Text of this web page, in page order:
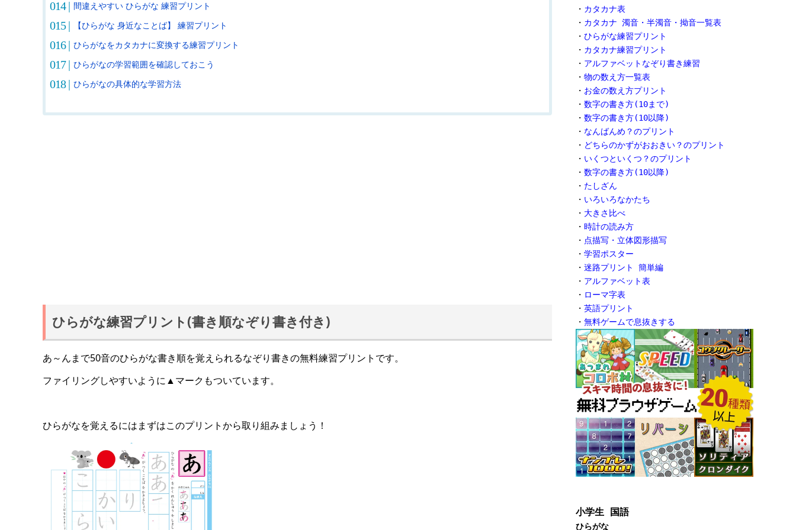
間違えやすい ひらがな 練習プリント
【ひらがな 身近なことば】 練習プリント
ひらがなをカタカナに変換する練習プリント
ひらがなの学習範囲を確認しておこう
ひらがなの具体的な学習方法
ひらがな練習プリント(書き順なぞり書き付き)
あ～んまで50音のひらがな書き順を覚えられるなぞり書きの無料練習プリントです。
ファイリングしやすいように▲マークもついています。
ひらがなを覚えるにはまずはこのプリントから取り組みましょう！
・ カタカナ表
・ カタカナ 濁音・半濁音・拗音一覧表
・ ひらがな練習プリント
・ カタカナ練習プリント
・ アルファベットなぞり書き練習
・ 物の数え方一覧表
・ お金の数え方プリント
・ 数字の書き方(10まで)
・ 数字の書き方(10以降)
・ なんばんめ？のプリント
・ どちらのかずがおおきい？のプリント
・ いくつといくつ？のプリント
・ 数字の書き方(10以降)
・ たしざん
・ いろいろなかたち
・ 大きさ比べ
・ 時計の読み方
・ 点描写・立体図形描写
・ 学習ポスター
・ 迷路プリント 簡単編
・ アルファベット表
・ ローマ字表
・ 英語プリント
・ 無料ゲームで息抜きする
小学生 国語
ひらがな